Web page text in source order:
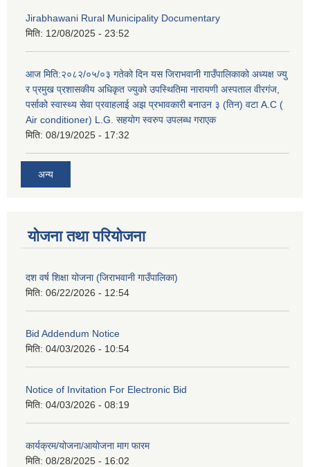
Jirabhawani Rural Municipality Documentary
मिति: 12/08/2025 - 23:52
आज मिति:२०८२/०५/०३ गतेको दिन यस जिराभवानी गाउँपालिकाको अध्यक्ष ज्यु
र प्रमुख प्रशासकीय अधिकृत ज्युको उपस्थितिमा नारायणी अस्पताल वीरगंज,
पर्साको स्वास्थ्य सेवा प्रवाहलाई अझ प्रभावकारी बनाउन ३ (तिन) वटा A.C (
Air conditioner) L.G. सहयाेग स्वरुप उपलब्ध गराएक
मिति: 08/19/2025 - 17:32
अन्य
योजना तथा परियोजना
दश वर्ष शिक्षा योजना (जिराभवानी गाउँपालिका)
मिति: 06/22/2026 - 12:54
Bid Addendum Notice
मिति: 04/03/2026 - 10:54
Notice of Invitation For Electronic Bid
मिति: 04/03/2026 - 08:19
कार्यक्रम/योजना/आयोजना माग फारम
मिति: 08/28/2025 - 16:02